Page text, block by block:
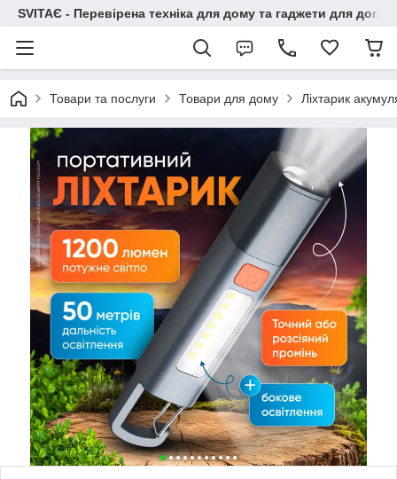
SVITAЄ - Перевірена техніка для дому та гаджети для
Товари та послуги Товари для дому Ліхтарик